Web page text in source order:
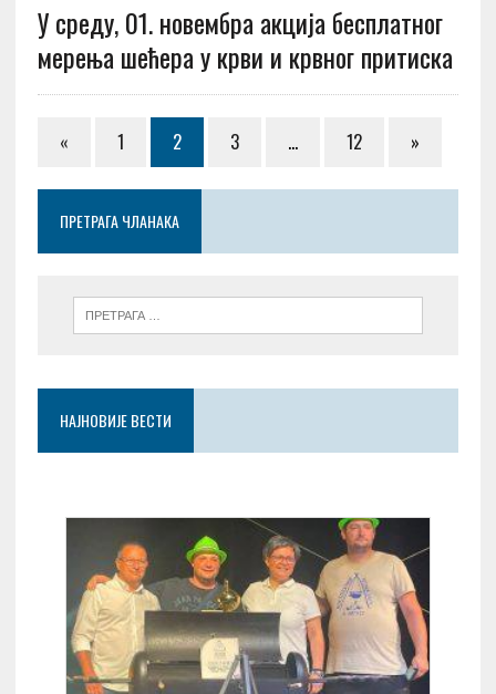
У среду, 01. новембра акција бесплатног
мерења шећера у крви и крвног притиска
« 1 2 3 … 12 »
ПРЕТРАГА ЧЛАНАКА
НАЈНОВИЈЕ ВЕСТИ